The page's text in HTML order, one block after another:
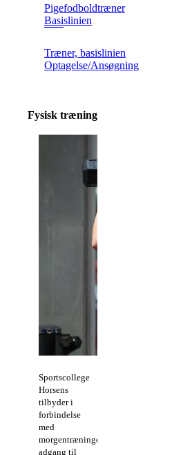
Pigefodboldtræner
Basislinien
Træner, basislinien
Optagelse/Ansøgning
Fysisk træning
Sportscollege
Horsens
tilbyder i
forbindelse
med
morgentræningen
adgang til